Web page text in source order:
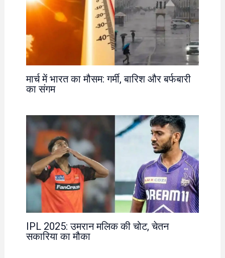
मार्च में भारत का मौसम: गर्मी, बारिश और बर्फबारी
का संगम
IPL 2025: उमरान मलिक की चोट, चेतन
सकारिया का मौका